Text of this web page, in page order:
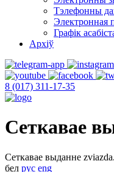
Тэлефонны
Электронная
Графік
Архіў
8 (017) 311-17-35
Сеткавае
Сеткавае выданне
бел рус eng